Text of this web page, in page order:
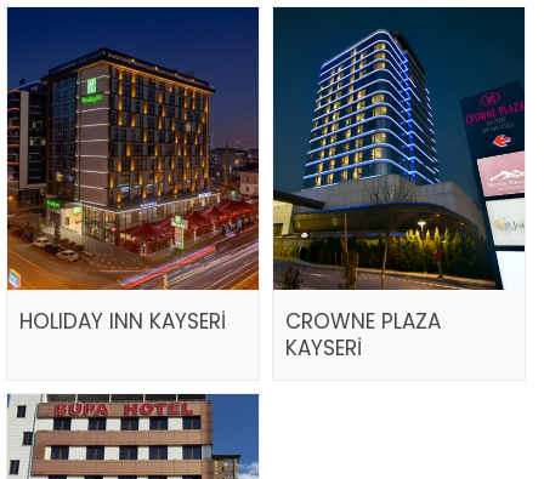
HOLIDAY INN KAYSERİ
CROWNE PLAZA
KAYSERİ